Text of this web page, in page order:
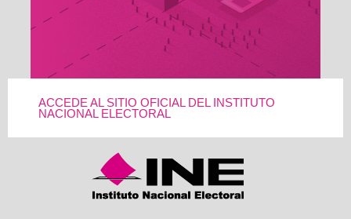
ACCEDE AL SITIO OFICIAL DEL INSTITUTO
NACIONAL ELECTORAL